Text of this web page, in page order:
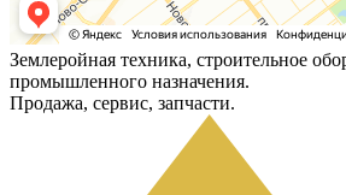
Землеройная техника, строительное
промышленного назначения.
Продажа, сервис, запчасти.